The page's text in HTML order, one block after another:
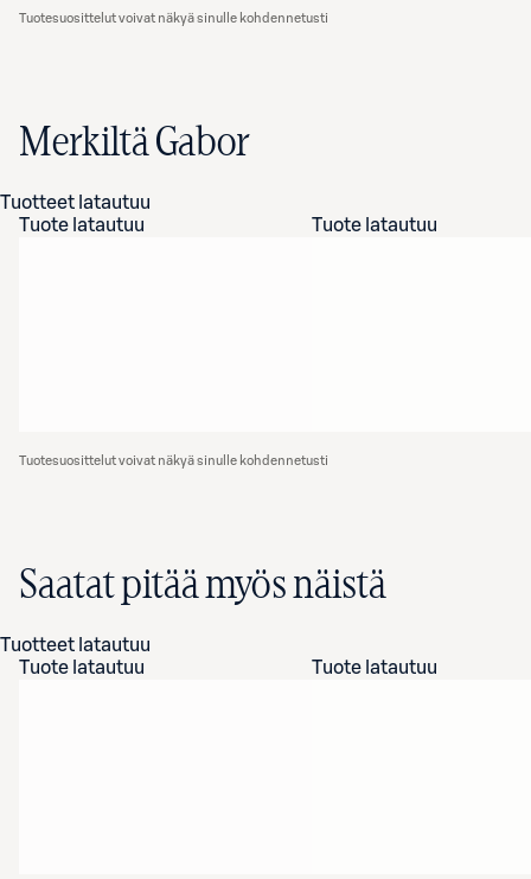
Tuotesuosittelut voivat näkyä sinulle kohdennetusti
Merkiltä Gabor
Tuotteet latautuu
Tuote latautuu
Tuote latautuu
Tuotesuosittelut voivat näkyä sinulle kohdennetusti
Saatat pitää myös näistä
Tuotteet latautuu
Tuote latautuu
Tuote latautuu